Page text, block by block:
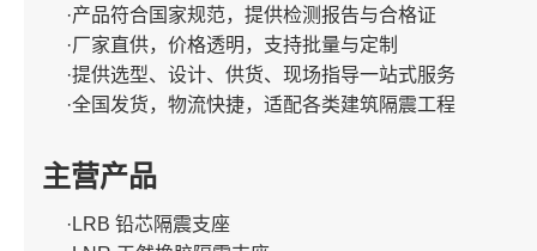
·产品符合国家规范，提供检测报告与合格证
·厂家直供，价格透明，支持批量与定制
·提供选型、设计、供货、现场指导一站式服务
·全国发货，物流快捷，适配各类建筑隔震工程
主营产品
·LRB 铅芯隔震支座